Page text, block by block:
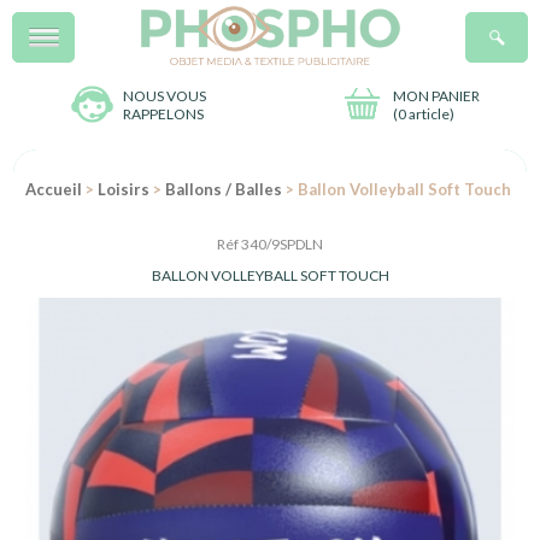
NOUS VOUS
RAPPELONS
MON PANIER
(0 article)
Menu
Accueil > Loisirs > Ballons / Balles > Ballon Volleyball Soft Touch
Réf 340/9SPDLN
BALLON VOLLEYBALL SOFT TOUCH